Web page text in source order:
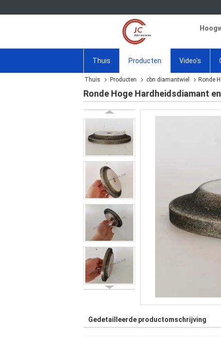
Thuis Producten Video's
Thuis Producten cbn diamantwiel Ronde
Ronde Hoge Hardheidsdiamant
Gedetailleerde productomschrijving